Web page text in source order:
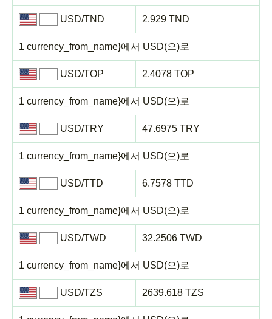
USD/TND
1 currency_from_name}에서 USD(으)로
2.929 TND
USD/TOP
1 currency_from_name}에서 USD(으)로
2.4078 TOP
USD/TRY
1 currency_from_name}에서 USD(으)로
47.6975 TRY
USD/TTD
1 currency_from_name}에서 USD(으)로
6.7578 TTD
USD/TWD
1 currency_from_name}에서 USD(으)로
32.2506 TWD
USD/TZS 2639.618 TZS